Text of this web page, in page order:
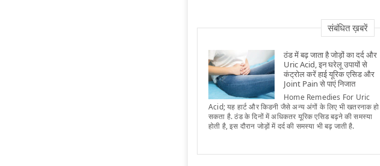
संबंधित ख़बरें
ठंड में बढ़ जाता है जोड़ों का दर्द और
Uric Acid, इन घरेलू उपायों से
कंट्रोल करें हाई यूरिक एसिड और
Joint Pain से पाएं निजात
Home Remedies For Uric
Acid; यह हार्ट और किडनी जैसे अन्य अंगों के लिए भी खतरनाक हो
सकता है. ठंड के दिनों में अधिकतर यूरिक एसिड बढ़ने की समस्या
होती है, इस दौरान जोड़ों में दर्द की समस्या भी बढ़ जाती है.